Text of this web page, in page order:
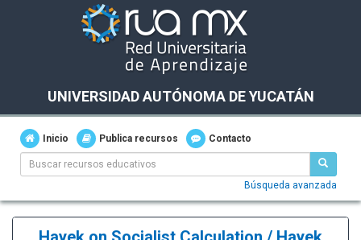
UNIVERSIDAD AUTÓNOMA DE YUCATÁN
Inicio Publica recursos Contacto
Búsqueda avanzada